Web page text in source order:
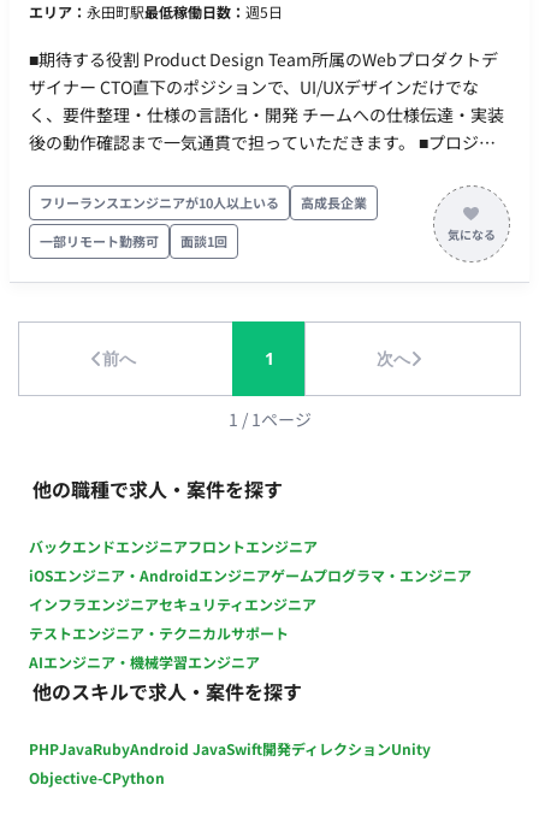
〇バーチャルオフィスに出社 〇⾮同期コミュニケーショ
ン：Figma, miro 〇プロジェクト管理：Notion 〇開発⽣産
性改善：Findy Team+ 〇グループウェア：
GoogleWorkspace(Gmail, GoogleCalendar, SpreadSheet）
〇モブプロ‧ペアプロ ■会社・求人の魅力 〇新規プロダクトと
なり、ライブラリ選定等の技術選定に関われます 〇雇⽤形態
に関わらず、設計‧実装‧コードレビューに関われるフラットな組
織です 〇リモートメインの環境。開発‧スキルアップに注⼒で
きます 〇開発に必要なソフトウェアライセンスの貸与制度を
5日 ・基本10-19時 ※相談可能 ・基本リモートだが、月1回永
田町のオフィス出社
エリア： 永田町駅最低稼働日数： 週5日
■期待する役割 Product Design Team所属のWebプロダクトデ
ザイナー CTO直下のポジションで、UI/UXデザインだけでな
く、要件整理・仕様の言語化・開発 チームへの仕様伝達・実装
後の動作確認まで一気通貫で担っていただきます。 ■プロジェ
マーケティングテクノロジー領域のプロダクトを開発していま
す。 現在、SNSプラットフォーム向けのメッセージ配信システ
ムを社内運用チーム向けにβリリース済みです。 今後はサービ
スのブラッシュアップを進めながら、将来的なSaaS化も視野に
ことで、開発サイクルを高速に回すことができる体制を目指し
ています。 今回は、要求整理から画面設計、開発チームへの仕
様連携から動作確認までを責任をもって担当していただけるデ
スのデザイン業務全般を担当していただきます。 ユーザー中心
設計を行うことで使いやすいプロダクトを設計するだけでな
していただきます。 具体的な業務内容は以下の通りです。 ▼
ユーザーヒアリングの実施 ・ターゲットユーザーとのインタ
ビューやワークショップを通じて、ニーズや課題を明確化しま
す。 ・ヒアリング結果を基に仕様をステークホルダーと議論
し、デザインに反映します。 ▼ユーザーストーリーの定義
・ユーザーのニーズと行動を深く理解し、各機能がどのよう
ーリーを作成します。 ▼ユースケースの洗い出し・ユーザー
の業務フロー定義 ・ユーザーがサービスを利用して目標を達
フリーランスエンジニアが10人以上いる
高成長企業
一部リモート勤務可
面談1回
前へ 1 次へ
1 / 1ページ
他の職種で求人・案件を探す
バックエンドエンジニアフロントエンジニア
iOSエンジニア・Androidエンジニアゲームプログラマ・エンジニア
インフラエンジニアセキュリティエンジニア
テストエンジニア・テクニカルサポート
AIエンジニア・機械学習エンジニア
他のスキルで求人・案件を探す
PHPJavaRubyAndroid JavaSwift開発ディレクションUnity
Objective-CPython